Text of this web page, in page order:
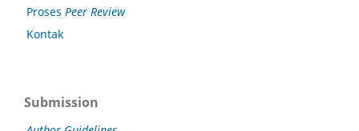
Proses Peer Review
Kontak
Submission